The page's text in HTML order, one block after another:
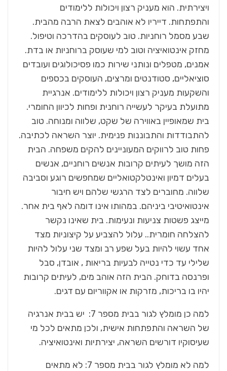
ויצירתית. הוא מעניק רצון ויכולות ללימודים
והתפתחות. דייריו לא אוהבים לצאת הרבה מהבית.
שבע מסמל רוחניות. טוב לעוסקים בהדרכה וטיפול.
מחזק אינטואיציה וטוב למי שעוסק ברוחניות או בדת.
אמנים, מטפלים ונותני שירות כמו פסיכולוגים ועובדים
סוציאליים, סטודנטים ומרצים, העוסקים בכספים
והשקעות מעניק רצון ויכולות ללימודים. אנרגיית
מתועלת בעיקר לעשייה רוחנית ופחות לכיוון החומרי.
בית שמאופיין באווירה של שקט, שלווה ומנוחה. טוב
להתבודדות והתבוננות פנימית. יוצר השראה לכתיבה.
פחות טוב לרווקים המעוניינים להקים משפחה. הבית
הזה מושך לעיתים קרובות אנשים רוחניים, אנשים
בעלים דמיון ואינטלקטואליים שמחפשים רוגע וסביבה
שלווה. מחוברים לצד הרגשי שלהם ויש חיבור
אינטואיטיבי ביניהם. במהותו אינו דומה לאף בית אחר.
מייצג פשטות צניעות ונעימות. בית שאינו נקשר
להצלחה חומרית.. עלול להצביע על קיצוניות מצד
אחד עשוי להיות בעל שפע רב ומצד שני עלול להיות
שלילי עד כדי נטייה לבעיות בריאות , אובדן, סבל
ופרנסה בדוחק. הבית הזה אוהב מים, לעיתים קרובות
יהיו בו בריכות, מזרקות או אקווריום עם דגים.
למה כן מומלץ לגור בבית מספר 7: יש בבית אנרגיה
של השראה והתפתחות אישית, ולכן מתאים לכל מי
שעיסוקיו דורשים השראה, יצירתיות ואינטואיציה.
למה לא מומלץ לגור בבית מספר 7: לא מתאים